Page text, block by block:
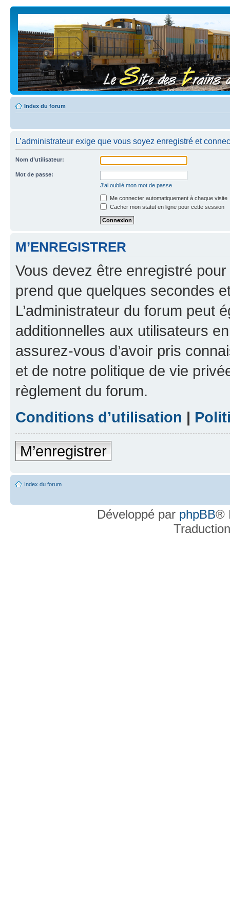
Index du forum
L’administrateur exige que vous soyez enregistré et
Nom d’utilisateur:
Mot de passe:
J’ai oublié mon mot de passe
Me connecter automatiquement à chaque visite
Cacher mon statut en ligne pour cette session
M’ENREGISTRER
Vous devez être enregistré
prend que quelques secondes
L’administrateur du forum peut
additionnelles aux utilisateurs
assurez-vous d’avoir pris
et de notre politique de vie
règlement du forum.
Conditions d’utilisation |
M’enregistrer
Index du forum
Développé par phpBB®